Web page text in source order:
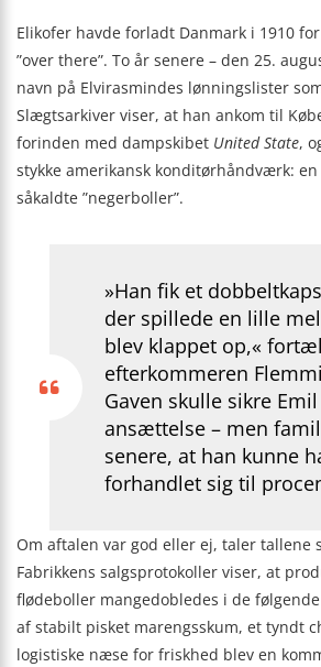
Elikofer havde forladt Danmark i 1910
”over there”. To år senere – den 25.
navn på Elvirasmindes lønningslister
Slægtsarkiver viser, at han ankom til
forinden med dampskibet United State,
stykke amerikansk konditør­håndværk:
såkaldte ”negerboller”.
»Han fik et
der spillede en lille
blev klappet op,«
efterkommeren
Gaven skulle sikre
ansættelse – men
senere, at han kunne
forhandlet sig til
Om aftalen var god eller ej, taler tallene
Fabrikkens salgsprotokoller viser, at
flødeboller mangedobledes i de
af stabilt pisket marengsskum, et tyndt
logistiske næse for friskhed blev en